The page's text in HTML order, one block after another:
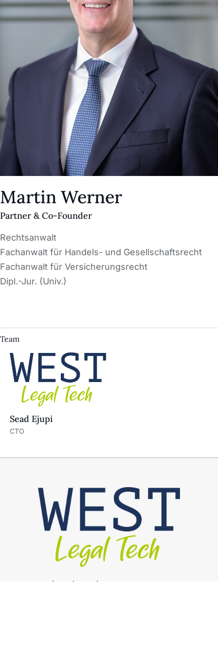
Martin Werner
Partner & Co-Founder
Rechtsanwalt
Fachanwalt für Handels- und Gesellschaftsrecht
Fachanwalt für Versicherungsrecht
Dipl.-Jur. (Univ.)
Team
Sead Ejupi
CTO
WEST Legal Tech GmbH & Co. KG